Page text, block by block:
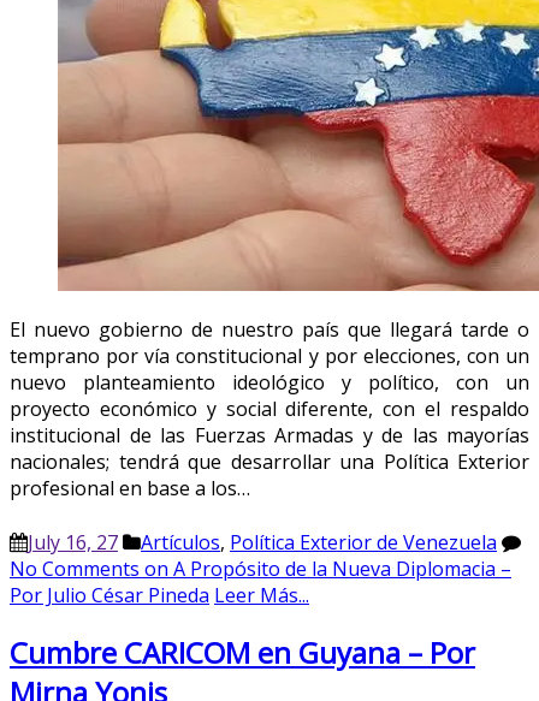
El nuevo gobierno de nuestro país que llegará tarde o
temprano por vía constitucional y por elecciones, con un
nuevo planteamiento ideológico y político, con un
proyecto económico y social diferente, con el respaldo
institucional de las Fuerzas Armadas y de las mayorías
nacionales; tendrá que desarrollar una Política Exterior
profesional en base a los…
July 16, 27 Artículos, Política Exterior de Venezuela
No Comments on A Propósito de la Nueva Diplomacia –
Por Julio César Pineda Leer Más...
Cumbre CARICOM en Guyana – Por
Mirna Yonis